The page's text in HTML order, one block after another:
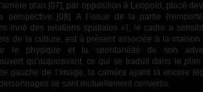
plan [07], par opposition à Leopold, placé
perspective [08]. A l’issue de la partie
inné des relations spatiales »), le cadre a
de la culture, est à présent associée à la
le physique et la spontanéité de son
qu’auparavant, ce qui se traduit dans le plan
gauche de l’image, la caméra ayant là encore
se sont mutuellement convertis.